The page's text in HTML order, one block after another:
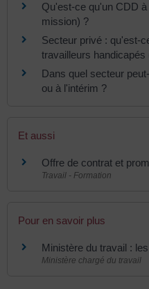
Qu'est-ce qu'un CDD
mission) ?
Secteur privé : qu'est-
travailleurs handicapés
Dans quel secteur
ou à l'intérim ?
Et aussi
Offre de contrat et
Travail - Formation
Pour en savoir plus
Ministère du travail :
Ministère chargé du travail